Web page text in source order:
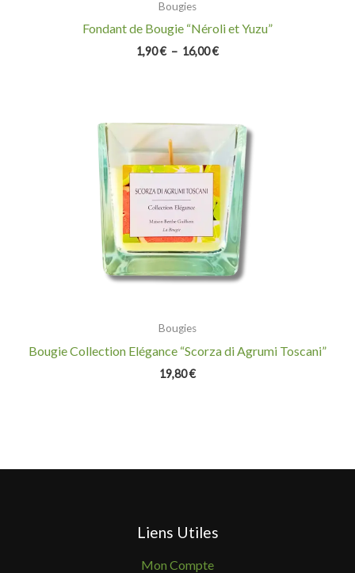
Bougies
Fondant de Bougie “Néroli et Yuzu”
1,90€ – 16,00€
Bougies
Bougie Collection Elégance “Scorza di Agrumi Toscani”
19,80€
Liens Utiles
Mon Compte